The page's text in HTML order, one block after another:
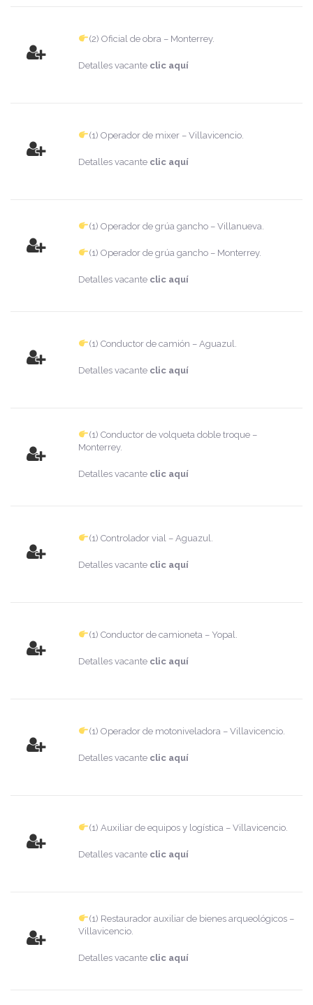
(2) Oficial de obra – Monterrey.
Detalles vacante clic aquí
(1) Operador de mixer – Villavicencio.
Detalles vacante clic aquí
(1) Operador de grúa gancho – Villanueva.
(1) Operador de grúa gancho – Monterrey.
Detalles vacante clic aquí
(1) Conductor de camión – Aguazul.
Detalles vacante clic aquí
(1) Conductor de volqueta doble troque –
Monterrey.
Detalles vacante clic aquí
(1) Controlador vial – Aguazul.
Detalles vacante clic aquí
(1) Conductor de camioneta – Yopal.
Detalles vacante clic aquí
(1) Operador de motoniveladora – Villavicencio.
Detalles vacante clic aquí
(1) Auxiliar de equipos y logística – Villavicencio.
Detalles vacante clic aquí
(1) Restaurador auxiliar de bienes arqueológicos –
Villavicencio.
Detalles vacante clic aquí